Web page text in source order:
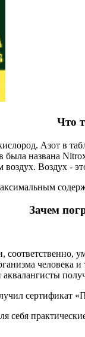
Что
Азот в
была названа
Воздух -
Зачем
сертификат
себя